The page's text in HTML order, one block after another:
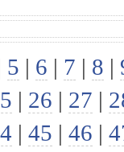
5 | 6 | 7 | 8 |
| 26 | 27 |
| 45 | 46 |